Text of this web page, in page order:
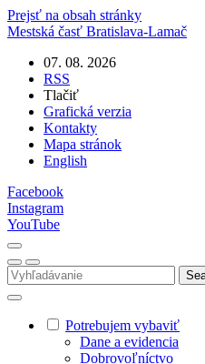
Prejsť na obsah stránky
Mestská časť Bratislava-Lamač
07. 08. 2026
RSS
Tlačiť
Grafická verzia
Kontakty
Mapa stránok
English
Facebook
Instagram
YouTube
Potrebujem vybaviť
Dane a evidencia
Dobrovoľníctvo